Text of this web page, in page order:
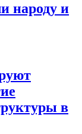
народу и
в